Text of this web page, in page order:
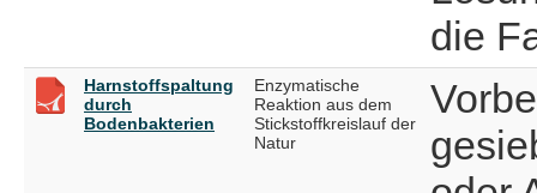
die
Harnstoffspaltung
durch
Bodenbakterien
Enzymatische
Reaktion aus dem
Stickstoffkreislauf der
Natur